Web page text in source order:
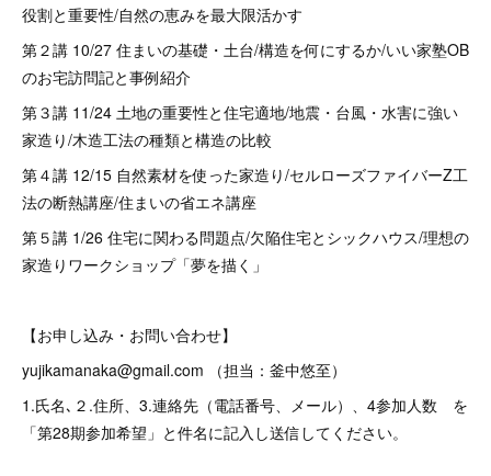
役割と重要性/自然の恵みを最大限活かす
第２講 10/27 住まいの基礎・土台/構造を何にするか/いい家塾OB
のお宅訪問記と事例紹介
第３講 11/24 土地の重要性と住宅適地/地震・台風・水害に強い
家造り/木造工法の種類と構造の比較
第４講 12/15 自然素材を使った家造り/セルローズファイバーZ工
法の断熱講座/住まいの省エネ講座
第５講 1/26 住宅に関わる問題点/欠陥住宅とシックハウス/理想の
家造りワークショップ「夢を描く」
【お申し込み・お問い合わせ】
yujikamanaka@gmail.com （担当：釜中悠至）
1.氏名､２.住所、3.連絡先（電話番号、メール）、4参加人数 を
「第28期参加希望」と件名に記入し送信してください。